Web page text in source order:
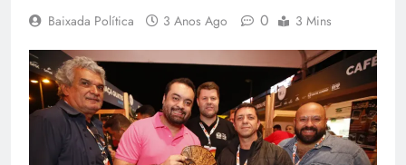
Baixada Política 3 Anos Ago 0 3 Mins